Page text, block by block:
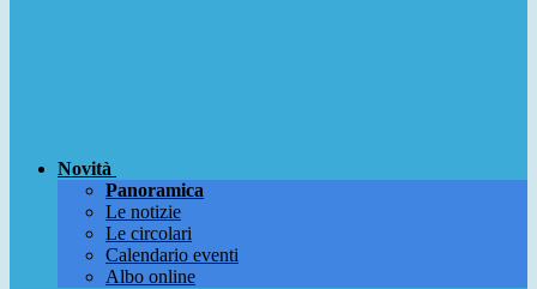
Novità
Panoramica
Le notizie
Le circolari
Calendario eventi
Albo online